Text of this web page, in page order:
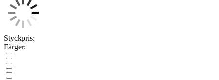
Styckpris:
Färger: